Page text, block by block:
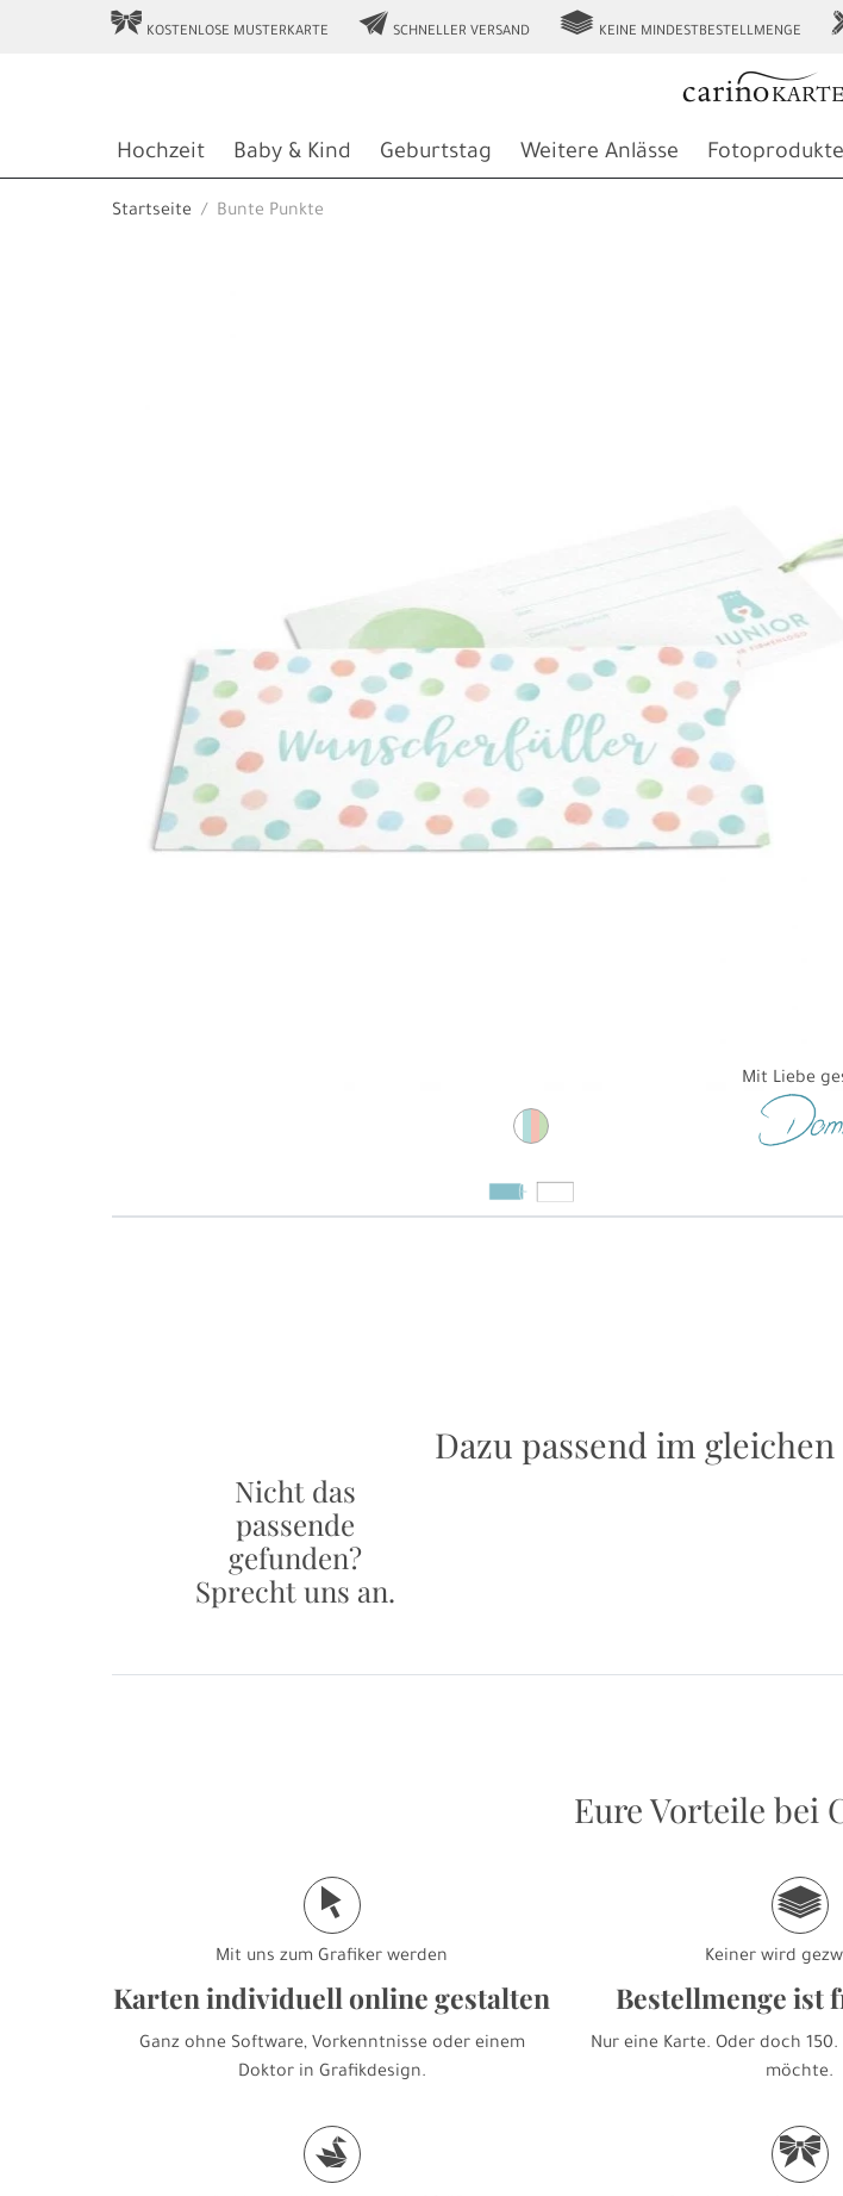
r KOSTENLOSE MUSTERKARTE e SCHNELLER VERSAND g KEINE MINDESTBESTELLMENGE
Hochzeit Baby & Kind Geburtstag Weitere Anlässe Fotoprodukte
Startseite Bunte Punkte
Mit Liebe
Dazu passend im
Nicht das
passende
gefunden?
Sprecht uns an.
Eure Vorteile bei
j
Mit uns zum Grafiker werden
Karten individuell online gestalten
Ganz ohne Software, Vorkenntnisse oder einem
Doktor in Grafikdesign.
g
Keiner wird
Bestellmenge ist
Nur eine Karte. Oder doch
möchte.
s r